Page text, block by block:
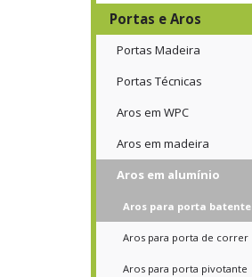
Portas e Aros
Portas Madeira
Portas Técnicas
Aros em WPC
Aros em madeira
Aros em alumínio
Aros para porta batente
Aros para porta de correr
Aros para porta pivotante